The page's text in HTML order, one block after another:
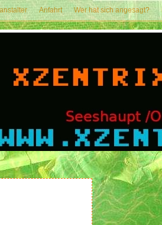
Anfahrt Wer hat sich angesagt?